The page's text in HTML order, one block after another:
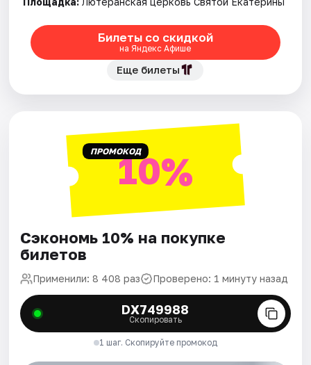
Рейтинги
Билеты со скидкой
на Яндекс Афише
Еще билеты
ПРОМОКОД10%
Сэкономь 10% на покупке
билетов
Применили: 8 408 раз Проверено: 1 минуту назад
DX749988
Скопировать
1 шаг. Скопируйте промокод